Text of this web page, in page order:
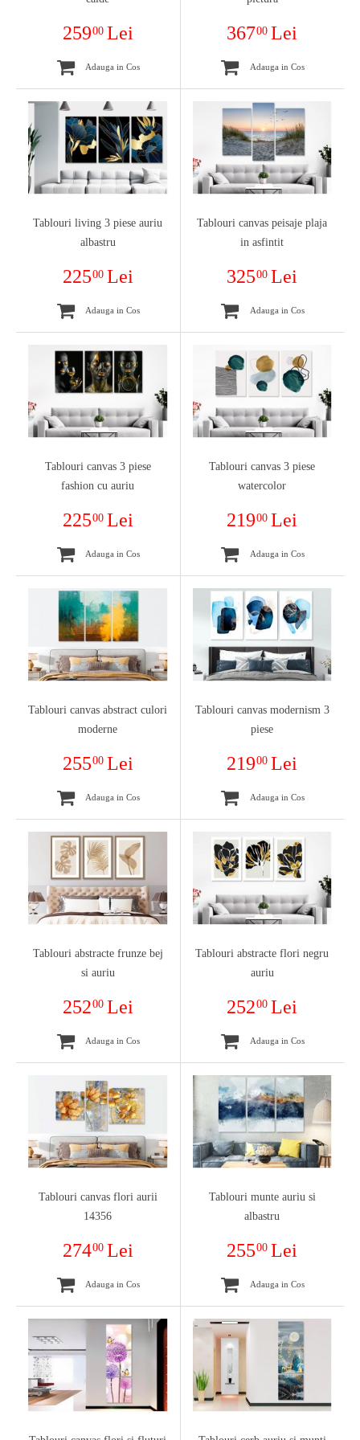
25900 Lei
Adauga in Cos
36700Lei
Adauga in Cos
Tablouri living 3 piese auriu
albastru
22500 Lei
Adauga in Cos
Tablouri canvas peisaje plaja
in asfintit
32500Lei
Adauga in Cos
Tablouri canvas 3 piese
fashion cu auriu
22500 Lei
Adauga in Cos
Tablouri canvas 3 piese
watercolor
21900Lei
Adauga in Cos
Tablouri canvas abstract culori
moderne
25500 Lei
Adauga in Cos
Tablouri canvas modernism 3
piese
21900Lei
Adauga in Cos
Tablouri abstracte frunze bej
si auriu
25200 Lei
Adauga in Cos
Tablouri abstracte flori negru
auriu
25200Lei
Adauga in Cos
Tablouri canvas flori aurii
14356
27400 Lei
Adauga in Cos
Tablouri munte auriu si
albastru
25500Lei
Adauga in Cos